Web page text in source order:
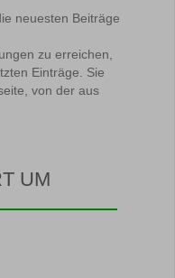
neuesten Beiträge
zu erreichen,
Einträge. Sie
von der aus
UM